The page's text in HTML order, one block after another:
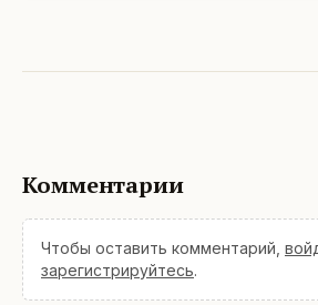
Комментарии
Чтобы оставить комментарий,
зарегистрируйтесь.